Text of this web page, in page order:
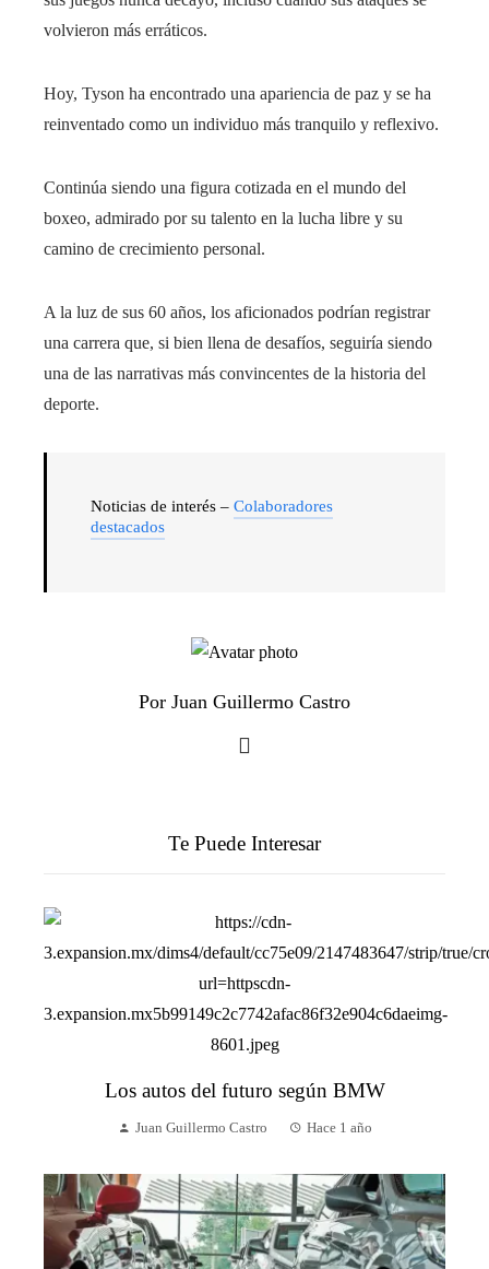
volvieron más erráticos.
Hoy, Tyson ha encontrado una apariencia de paz y se ha
reinventado como un individuo más tranquilo y reflexivo.
Continúa siendo una figura cotizada en el mundo del
boxeo, admirado por su talento en la lucha libre y su
camino de crecimiento personal.
A la luz de sus 60 años, los aficionados podrían registrar
una carrera que, si bien llena de desafíos, seguiría siendo
una de las narrativas más convincentes de la historia del
deporte.
Noticias de interés – Colaboradores
destacados
Por Juan Guillermo Castro
Te Puede Interesar
Los autos del futuro según BMW
Juan Guillermo Castro Hace 1 año